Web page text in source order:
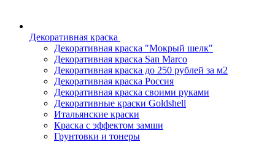
Декоративная краска
Декоративная краска "Мокрый шелк"
Декоративная краска San Marco
Декоративная краска до 250 рублей за м2
Декоративная краска Россия
Декоративная краска своими руками
Декоративные краски Goldshell
Итальянские краски
Краска с эффектом замши
Грунтовки и тонеры